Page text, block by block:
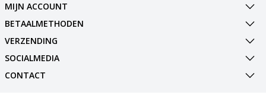
MIJN ACCOUNT
BETAALMETHODEN
VERZENDING
SOCIALMEDIA
CONTACT